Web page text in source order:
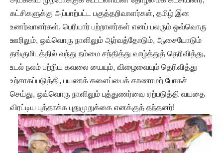
கட்சிகளுக்கு அப்பாற்பட்ட பகுத்தறிவாளர்கள், தமிழ் இன
உணர்வாளர்கள், பெரியார் பற்றாளர்கள் எனப் பலரும் ஒவ்வொரு
ஊரிலும், ஒவ்வொரு நாளிலும் ஆர்வத்தோடும், ஆசையோடும்
தங்குமிடத்தில் வந்து நம்மை சந்தித்து வாழ்த்துத் தெரிவித்து,
உடல் நலம் பற்றிய கவலை யையும், விழைவையும் தெரிவித்து
உற்சாகப்படுத்தி, பயணக் களைப்பைக் காணாமற் போகச்
செய்து, ஒவ்வொரு நாளிலும் புத்துணர்வை ஏற்படுத்தி வயதை
விரட்டிய புத்தாக்க புதுமுறுக்கை எனக்குத் தந்தனர்!